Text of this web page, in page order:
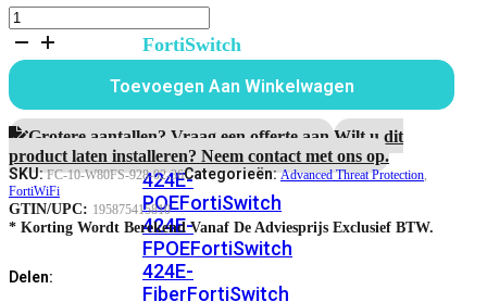
FortiSwitch
Series
FortiSwitch
424EFortiSwitch
424E-
POEFortiSwitch
424E-
FPOEFortiSwitch
424E-
FiberFortiSwitch
FortiWiFi-
80F-
3G4G-
DSL
Advanced
Threat
Protection
aantal
Toevoegen Aan Winkelwagen
Grotere aantallen? Vraag een offerte aan.Wilt u dit
product laten installeren? Neem contact met ons op.
SKU:FC-10-W80FS-928-02-36Categorieën:Advanced Threat Protection,
FortiWiFi
GTIN/UPC: 195875415810
* Korting Wordt Berekend Vanaf De Adviesprijs Exclusief BTW.
Delen: